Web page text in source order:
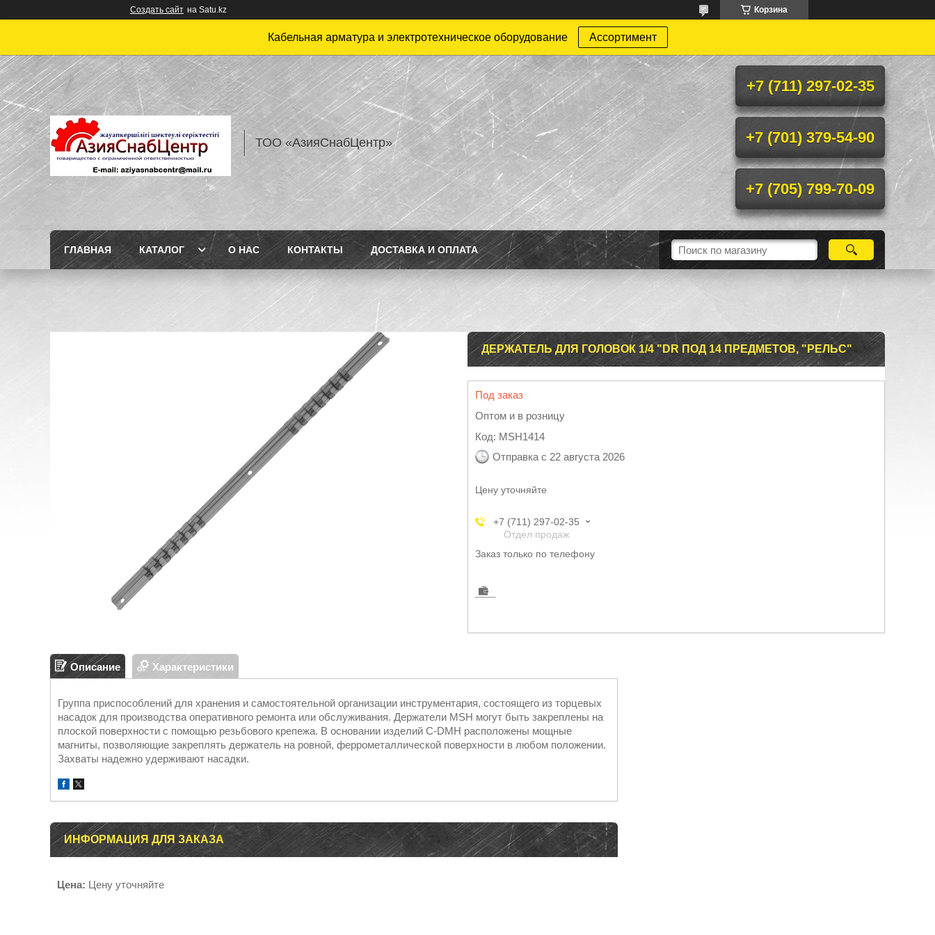
Создать сайт на Satu.kz Корзина
Кабельная арматура и электротехническое оборудование Ассортимент
ТОО «АзияСнабЦентр»
+7 (711) 297-02-35
+7 (701) 379-54-90
+7 (705) 799-70-09
ГЛАВНАЯ КАТАЛОГ О НАС КОНТАКТЫ ДОСТАВКА И ОПЛАТА
ДЕРЖАТЕЛЬ ДЛЯ ГОЛОВОК 1/4 "DR ПОД 14 ПРЕДМЕТОВ, "РЕЛЬС"
Под заказ
Оптом и в розницу
Код: MSH1414
Отправка с 22 августа 2026
Цену уточняйте
+7 (711) 297-02-35
Отдел продаж
Заказ только по телефону
Описание Характеристики
Группа приспособлений для хранения и самостоятельной организации инструментария, состоящего из торцевых
насадок для производства оперативного ремонта или обслуживания. Держатели MSH могут быть закреплены на
плоской поверхности с помощью резьбового крепежа. В основании изделий C-DMH расположены мощные
магниты, позволяющие закреплять держатель на ровной, феррометаллической поверхности в любом положении.
Захваты надежно удерживают насадки.
ИНФОРМАЦИЯ ДЛЯ ЗАКАЗА
Цена: Цену уточняйте